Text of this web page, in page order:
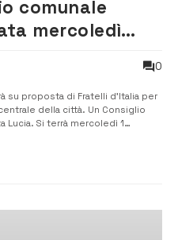
comunale
mercoledì
0
su proposta di Fratelli d’Italia per
della città. Un Consiglio
Lucia. Si terrà mercoledì 1
e categorie,...